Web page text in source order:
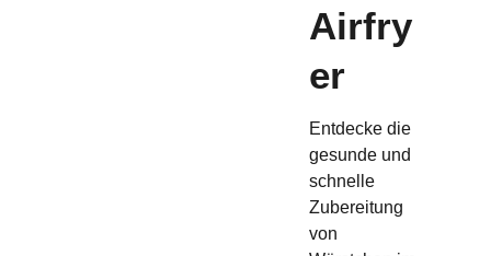
Airfry
er
Entdecke die
gesunde und
schnelle
Zubereitung
von